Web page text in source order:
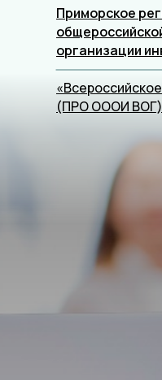
Приморское
организации
(ПРО ОООИ ВОГ)